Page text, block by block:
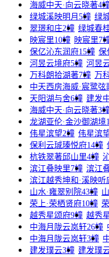
海威中天·向云晓著4
绿城溪映明月5幢 绿
翠璟和庄2幢 绿城春
映宸里10幢 映宸里7
保亿沁东润府15幢 保
河昱云境府5幢 河昱
万科朗拾湖著7幢 万
中天西房海威·宸鹭弦
天阳湖与舍6幢 建发
海威中天·向云晓著3
龙湖亚伦·金沙御湖境
伟星滨望2幢 伟星滨
保利云珹瑧悦府14幢
杭铁翠著邱山里4幢
滨江叠映里7幢 滨江
滨江越秀坤和·溪映听
山水·雍翠别院43幢
荣上·荣栖贤府10幢
越秀星颂府9幢 越秀
中海月陇云岚轩26幢
中海月陇云岚轩3幢
建发璞云3幢 建发璞